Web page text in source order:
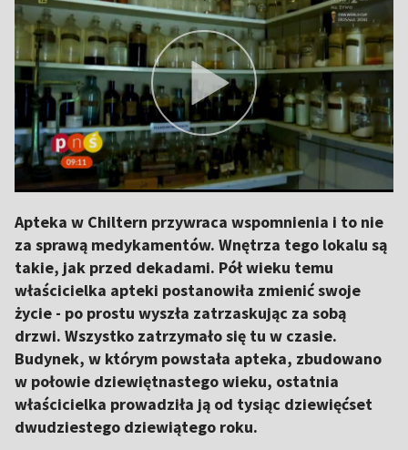
Apteka w Chiltern przywraca wspomnienia i to nie
za sprawą medykamentów. Wnętrza tego lokalu są
takie, jak przed dekadami. Pół wieku temu
właścicielka apteki postanowiła zmienić swoje
życie - po prostu wyszła zatrzaskując za sobą
drzwi. Wszystko zatrzymało się tu w czasie.
Budynek, w którym powstała apteka, zbudowano
w połowie dziewiętnastego wieku, ostatnia
właścicielka prowadziła ją od tysiąc dziewięćset
dwudziestego dziewiątego roku.